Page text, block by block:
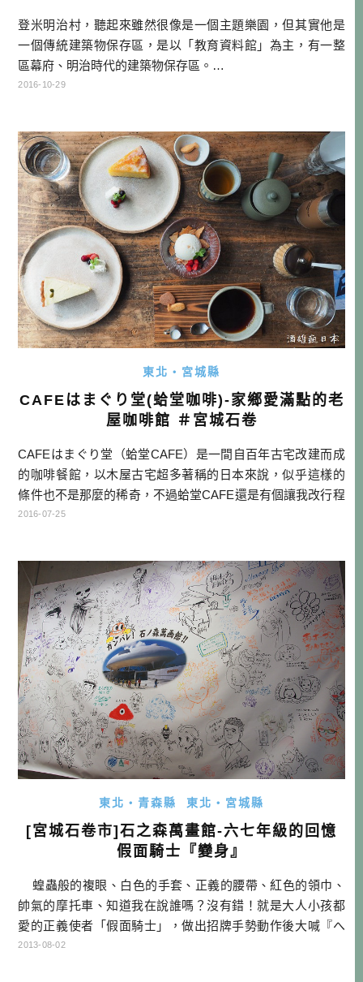
登米明治村，聽起來雖然很像是一個主題樂園，但其實他是
一個傳統建築物保存區，是以「教育資料館」為主，有一整
區幕府、明治時代的建築物保存區。…
2016-10-29
東北・宮城縣
CAFEはまぐり堂(蛤堂咖啡)-家鄉愛滿點的老
屋咖啡館 ＃宮城石卷
CAFEはまぐり堂（蛤堂CAFE）是一間自百年古宅改建而成
的咖啡餐館，以木屋古宅超多著稱的日本來說，似乎這樣的
條件也不是那麼的稀奇，不過蛤堂CAFE還是有個讓我改行程
都硬要來的理由，我想那就是因為他們愛故鄉的方式吧！走
城市會重新省思自己所擁有的，再加以重新包裝。不管是哪
種方式，都沒有所謂的對錯 […]…
2016-07-25
東北・青森縣 東北・宮城縣
[宮城石卷市]石之森萬畫館-六七年級的回憶
假面騎士『變身』
蝗蟲般的複眼、白色的手套、正義的腰帶、紅色的領巾、
帥氣的摩托車、知道我在說誰嗎？沒有錯！就是大人小孩都
愛的正義使者「假面騎士」，做出招牌手勢動作後大喊『へ
んーーーしんーーー』，你記得多少代騎士的變身動作呢？
2013-08-02